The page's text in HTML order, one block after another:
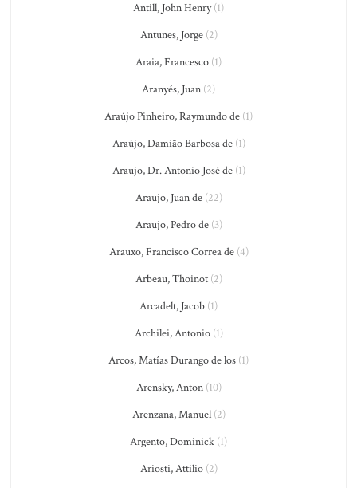
Antill, John Henry(1)
Antunes, Jorge(2)
Araia, Francesco (1)
Aranyés, Juan (2)
Araújo Pinheiro, Raymundo de (1)
Araújo, Damião Barbosa de(1)
Araujo, Dr. Antonio José de(1)
Araujo, Juan de(22)
Araujo, Pedro de(3)
Arauxo, Francisco Correa de(4)
Arbeau, Thoinot(2)
Arcadelt, Jacob (1)
Archilei, Antonio(1)
Arcos, Matías Durango de los (1)
Arensky, Anton(10)
Arenzana, Manuel(2)
Argento, Dominick (1)
Ariosti, Attilio(2)